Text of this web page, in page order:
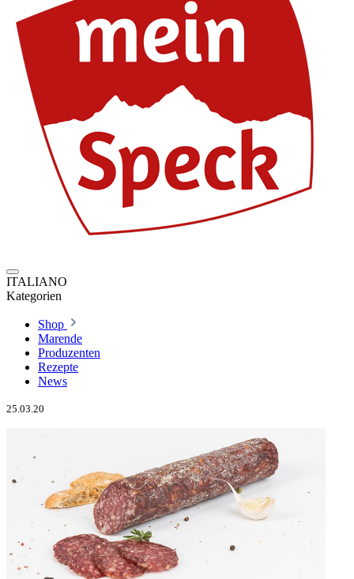
ITALIANO
Kategorien
Shop
Marende
Produzenten
Rezepte
News
25.03.20